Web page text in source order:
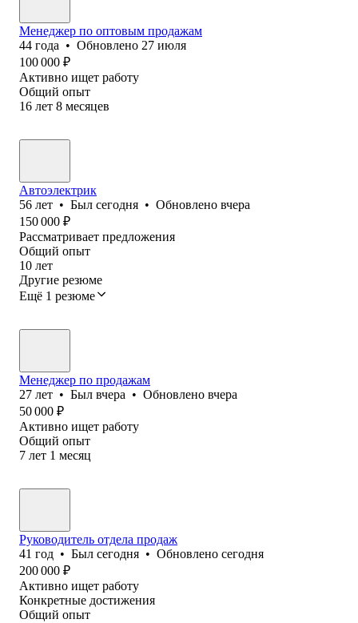
Менеджер по оптовым продажам
44 года • Обновлено 27 июля
100 000 ₽
Активно ищет работу
Общий опыт
16 лет 8 месяцев
Автоэлектрик
56 лет • Был сегодня • Обновлено вчера
150 000 ₽
Рассматривает предложения
Общий опыт
10 лет
Другие резюме
Ещё 1 резюме
Менеджер по продажам
27 лет • Был вчера • Обновлено вчера
50 000 ₽
Активно ищет работу
Общий опыт
7 лет 1 месяц
Руководитель отдела продаж
41 год • Был сегодня • Обновлено сегодня
200 000 ₽
Активно ищет работу
Конкретные достижения
Общий опыт